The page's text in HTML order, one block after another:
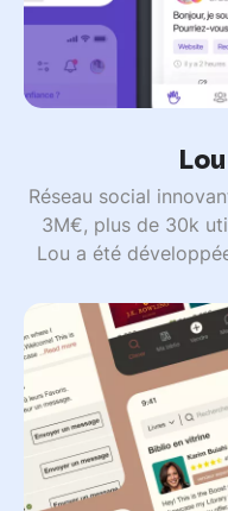
Réseau social
3M€, plus de 30k
Lou a été